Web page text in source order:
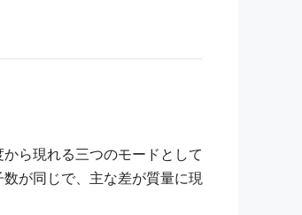
ら現れる三つのモードとして
が同じで、主な差が質量に現